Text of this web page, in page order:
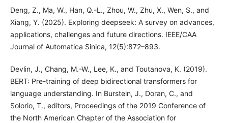
Deng, Z., Ma, W., Han, Q.-L., Zhou, W., Zhu, X., Wen, S., and
Xiang, Y. (2025). Exploring deepseek: A survey on advances,
applications, challenges and future directions. IEEE/CAA
Journal of Automatica Sinica, 12(5):872–893.
Devlin, J., Chang, M.-W., Lee, K., and Toutanova, K. (2019).
BERT: Pre-training of deep bidirectional transformers for
language understanding. In Burstein, J., Doran, C., and
Solorio, T., editors, Proceedings of the 2019 Conference of
the North American Chapter of the Association for